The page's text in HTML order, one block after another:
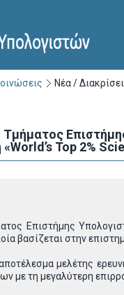
Νέα /
Top 2%
Επιστήμης
βασίζεται στην
μελέτης
με τη μεγαλύτερη